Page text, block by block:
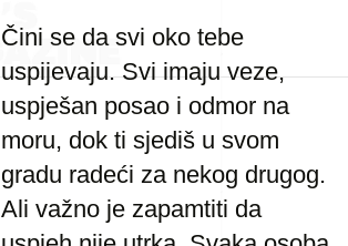
Čini se da svi oko tebe
uspijevaju. Svi imaju veze,
uspješan posao i odmor na
moru, dok ti sjediš u svom
gradu radeći za nekog drugog.
Ali važno je zapamtiti da